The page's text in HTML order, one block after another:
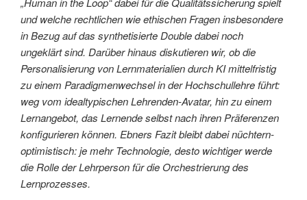
und welche rechtlichen wie ethischen Fragen insbesondere
in Bezug auf das synthetisierte Double dabei noch
ungeklärt sind. Darüber hinaus diskutieren wir, ob die
Personalisierung von Lernmaterialien durch KI mittelfristig
zu einem Paradigmenwechsel in der Hochschullehre führt:
weg vom idealtypischen Lehrenden-Avatar, hin zu einem
Lernangebot, das Lernende selbst nach ihren Präferenzen
konfigurieren können. Ebners Fazit bleibt dabei nüchtern-
optimistisch: je mehr Technologie, desto wichtiger werde
die Rolle der Lehrperson für die Orchestrierung des
Lernprozesses.